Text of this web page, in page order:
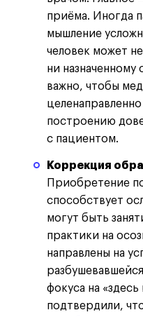
приёма. Иногда
мышление
человек может
ни
важно, чтобы
построению
с пациентом.
Коррекция
Приобретение
способствует
могут быть
практики на
направлены на
фокуса на
подтвердили,